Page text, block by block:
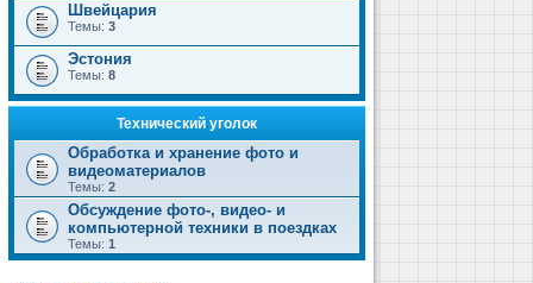
Швейцария
Темы: 3
Эстония
Темы: 8
Технический уголок
Обработка и хранение фото и
видеоматериалов
Темы: 2
Обсуждение фото-, видео- и
компьютерной техники в поездках
Темы: 1